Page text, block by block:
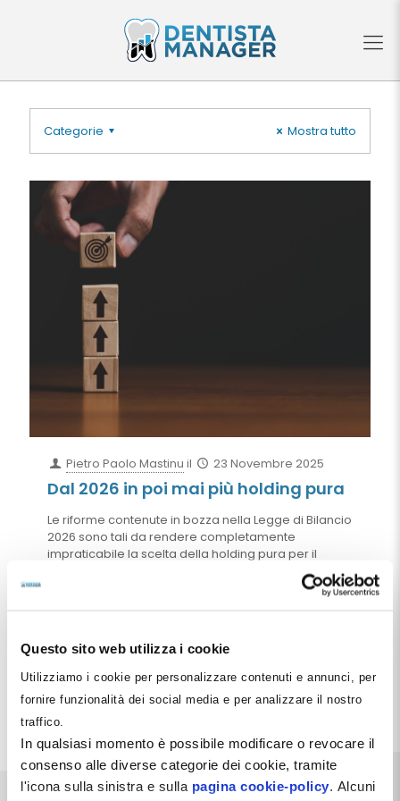
Questo sito web utilizza i cookie
Utilizziamo i cookie per personalizzare contenuti e annunci, per
fornire funzionalità dei social media e per analizzare il nostro
traffico.
In qualsiasi momento è possibile modificare o revocare il
consenso alle diverse categorie dei cookie, tramite
l'icona sulla sinistra e sulla pagina cookie-policy. Alcuni
Categorie Mostra tutto
Pietro Paolo Mastinu il 23 Novembre 2025
Dal 2026 in poi mai più holding pura
Le riforme contenute in bozza nella Legge di Bilancio
2026 sono tali da rendere completamente
impraticabile la scelta della holding pura per il
dentista: se tutte le norme contenute nella bozza di
legge dovessero essere tradotte in legge, e persino
consulenza che abbiamo portato avanti e nei corsi
dedicati all'argomento: solo holding mista.